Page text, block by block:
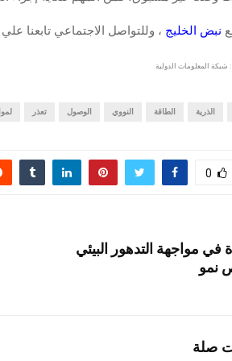
نبض الخليج ، وللتواصل الاجتماعي تابعنا علي
المعلومات الدولية
الذرية الطاقة النووي الوصول تعذر
0
في مواجهة التدهور البيئي
نمو
صلة